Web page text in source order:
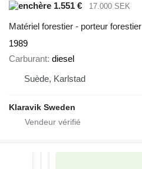
1.551 €
17.000 SEK
Matériel forestier - porteur forestier
1989
Carburant diesel
Suède, Karlstad
Klaravik Sweden